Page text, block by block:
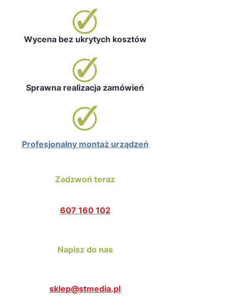
Wycena bez ukrytych kosztów
Sprawna realizacja zamówień
Profesjonalny montaż urządzeń
Zadzwoń teraz
607 160 102
Napisz do nas
sklep@stmedia.pl